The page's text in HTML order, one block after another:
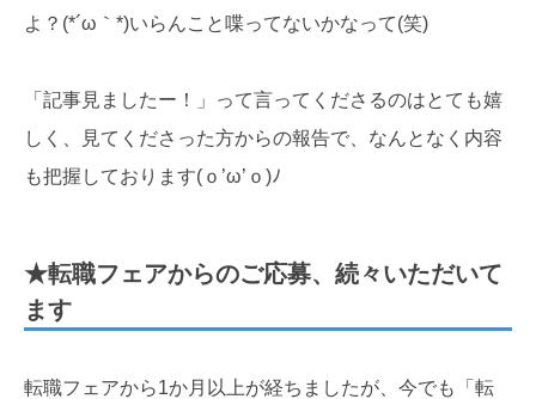
よ？(*´ω｀*)いらんこと喋ってないかなって(笑)
「記事見ましたー！」って言ってくださるのはとても嬉
しく、見てくださった方からの報告で、なんとなく内容
も把握しております(ｏ’ω’ｏ)ﾉ
★転職フェアからのご応募、続々いただいて
ます
転職フェアから1か月以上が経ちましたが、今でも「転